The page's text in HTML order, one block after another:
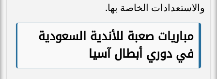
والاستعدادات الخاصة بها.
مباريات صعبة للأندية السعودية
في دوري أبطال آسيا